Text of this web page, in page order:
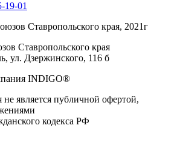
19-01
Ставропольского края, 2021г
Ставропольского края
ул. Дзержинского, 116 б
INDIGO®
является публичной офертой,
кодекса РФ